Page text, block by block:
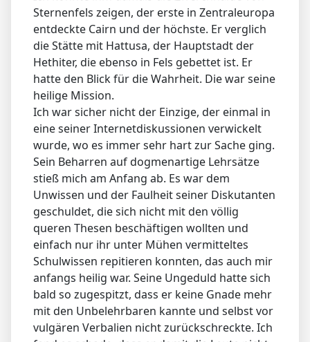
Sternenfels zeigen, der erste in Zentraleuropa
entdeckte Cairn und der höchste. Er verglich
die Stätte mit Hattusa, der Hauptstadt der
Hethiter, die ebenso in Fels gebettet ist. Er
hatte den Blick für die Wahrheit. Die war seine
heilige Mission.
Ich war sicher nicht der Einzige, der einmal in
eine seiner Internetdiskussionen verwickelt
wurde, wo es immer sehr hart zur Sache ging.
Sein Beharren auf dogmenartige Lehrsätze
stieß mich am Anfang ab. Es war dem
Unwissen und der Faulheit seiner Diskutanten
geschuldet, die sich nicht mit den völlig
queren Thesen beschäftigen wollten und
einfach nur ihr unter Mühen vermitteltes
Schulwissen repitieren konnten, das auch mir
anfangs heilig war. Seine Ungeduld hatte sich
bald so zugespitzt, dass er keine Gnade mehr
mit den Unbelehrbaren kannte und selbst vor
vulgären Verbalien nicht zurückschreckte. Ich